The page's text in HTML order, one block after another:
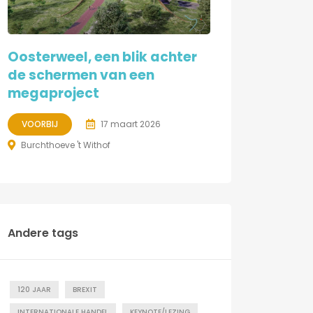
Oosterweel, een blik achter
de schermen van een
megaproject
VOORBIJ
17 maart 2026
Burchthoeve 't Withof
Andere tags
120 JAAR BREXIT